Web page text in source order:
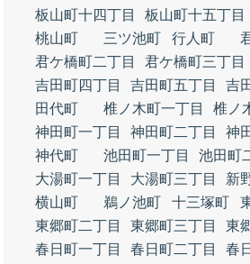
板山町十四丁目
板山町十五丁目
桃山町
三ツ池町 行人町
君ケ橋町二丁目
君ケ橋町三丁目
吉田町四丁目
吉田町五丁目
吉
田代町
椎ノ木町一丁目
椎ノ
神田町一丁目
神田町二丁目
神
神代町
池田町一丁目 池田町
大湯町一丁目
大湯町三丁目 新
横山町
鵜ノ池町 十三塚町
東郷町二丁目
東郷町三丁目
東
春日町一丁目
春日町二丁目
春